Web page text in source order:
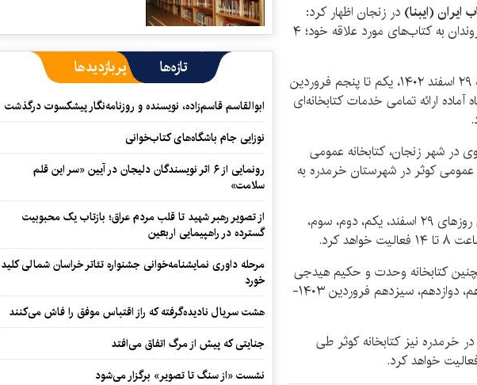
ایران (ایبنا) در زنجان اظهار کرد:
طبق هماهنگی صورت گرفته به منظور دسترسی شهروندان به کتاب‌های مورد علاقه خود؛ ۴
وی تصریح کرد: بر همین اساس در روزهای سه‌شنبه ۲۹ اسفند ۱۴۰۲، یکم تا پنجم فروردین
آماده ارائه تمامی خدمات کتابخانه‌ای
در شهر زنجان، کتابخانه عمومی
کوثر در شهرستان خرمدره به
وی افزود: کتابخانه سید افضل موسوی (زنجان) طی روزهای ۲۹ اسفند، یکم، دوم، سوم،
کتابخانه وحدت و حکیم هیدجی
(ابهر): روزهای ۲۹ اسفند، یکم، دوم، سوم، چهارم، دهم، دوازدهم، سیزدهم فروردین ۱۴۰۳-
خرمدره نیز کتابخانه کوثر طی
تازه‌ها پربازدیدها
ابوالقاسم قاسم‌زاده، نویسنده و روزنامه‌نگار پیشکسوت درگذشت
نوزایی جام باشگاه‌های کتاب‌خوانی
رونمایی از ۶ اثر نویسندگان دلیجان در آیین «سر این قلم
سلامت»
از تصویر رهبر شهید تا قلب مردم عراق؛ بازتاب یک محبوبیت
گسترده در راهپیمایی اربعین
مرحله داوری نمایشنامه‌خوانی جشنواره تئاتر خراسان شمالی کلید
خورد
هشت سریال نادیده‌گرفته که راز اقتباس موفق را فاش می‌کنند
جنایتی که پیش از مرگ اتفاق می‌افتد
نشست «از سنگ تا تصویر» برگزار می‌شود